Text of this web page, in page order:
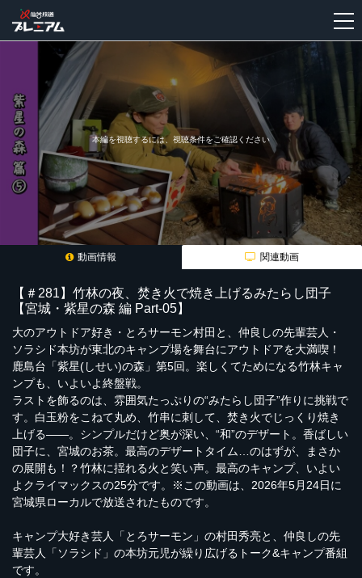
本編を視聴するには、視聴条件をご確認ください
動画情報 関連動画
【＃281】竹林の夜、焚き火で焼き上げるみたらし団子
【宮城・紫星の森 編 Part-05】
大のアウトドア好き・とろサーモン村田と、仲良しの先輩芸人・
ソラシド本坊が東北のキャンプ場を舞台にアウトドアを大満喫！
鹿島台「紫星(しせい)の森」第5回。楽しくてためになる竹林キャ
ンプも、いよいよ終盤戦。
ラストを飾るのは、雰囲気たっぷりの“みたらし団子”作りに挑戦で
す。白玉粉をこねて丸め、竹串に刺して、焚き火でじっくり焼き
上げる――。シンプルだけど奥が深い、“和”のデザート。香ばしい
団子に、宮城のお茶。最高のデザートタイム…のはずが、まさか
の展開も！？竹林に揺れる火と笑い声。最高のキャンプ、いよい
よクライマックスの25分です。※この動画は、2026年5月24日に
宮城県ローカルで放送されたものです。
キャンプ大好き芸人「とろサーモン」の村田秀亮と、仲良しの先
輩芸人「ソラシド」の本坊元児が繰り広げるトーク&キャンプ番組
です。